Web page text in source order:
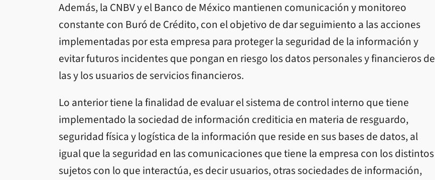
Además, la CNBV y el Banco de México mantienen comunicación y monitoreo
constante con Buró de Crédito, con el objetivo de dar seguimiento a las acciones
implementadas por esta empresa para proteger la seguridad de la información y
evitar futuros incidentes que pongan en riesgo los datos personales y financieros de
las y los usuarios de servicios financieros.
Lo anterior tiene la finalidad de evaluar el sistema de control interno que tiene
implementado la sociedad de información crediticia en materia de resguardo,
seguridad física y logística de la información que reside en sus bases de datos, al
igual que la seguridad en las comunicaciones que tiene la empresa con los distintos
sujetos con lo que interactúa, es decir usuarios, otras sociedades de información,